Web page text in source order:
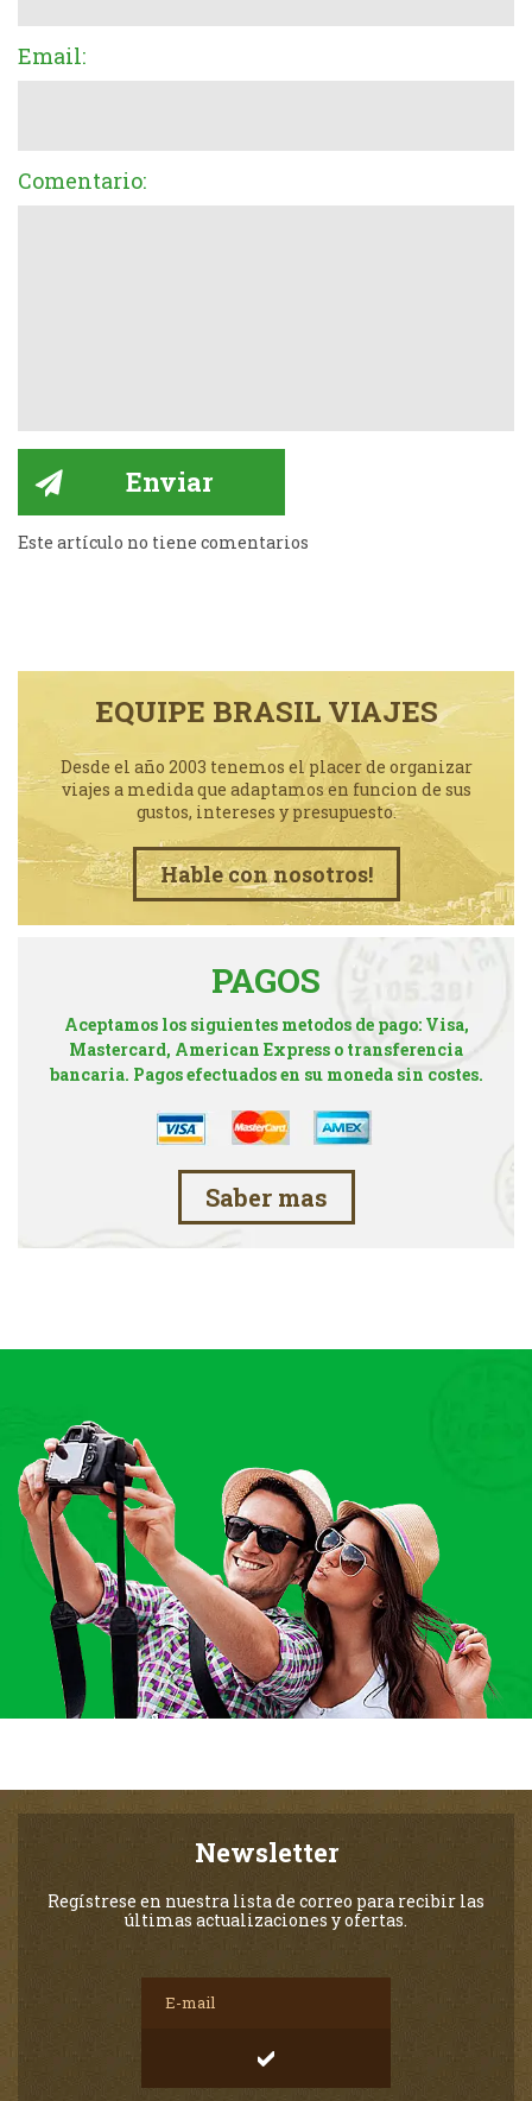
Email:
Comentario:
Este artículo no tiene comentarios
EQUIPE BRASIL VIAJES
Desde el año 2003 tenemos el placer de organizar
viajes a medida que adaptamos en funcion de sus
gustos, intereses y presupuesto.
Hable con nosotros!
PAGOS
Aceptamos los siguientes metodos de pago: Visa,
Mastercard, American Express o transferencia
bancaria. Pagos efectuados en su moneda sin costes.
Saber mas
Newsletter
Regístrese en nuestra lista de correo para recibir las
últimas actualizaciones y ofertas.